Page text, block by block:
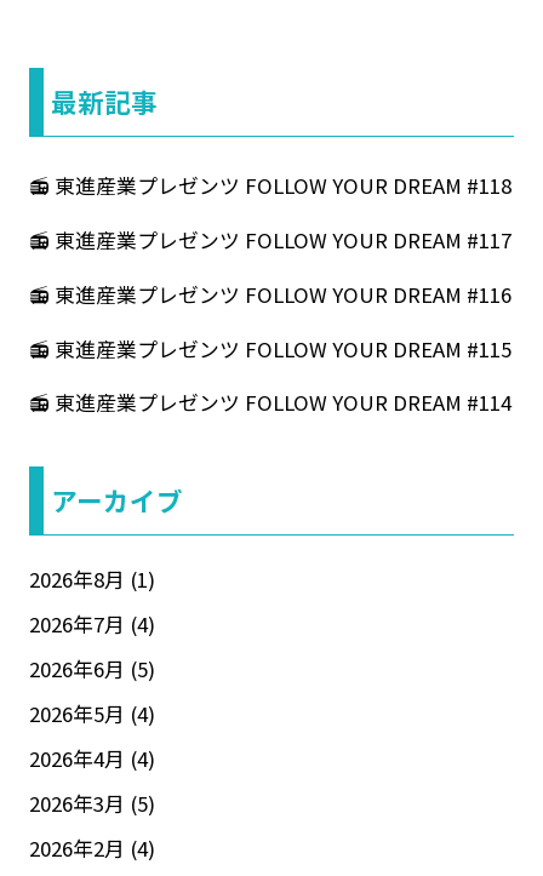
最新記事
📻 東進産業プレゼンツ FOLLOW YOUR DREAM #118
📻 東進産業プレゼンツ FOLLOW YOUR DREAM #117
📻 東進産業プレゼンツ FOLLOW YOUR DREAM #116
📻 東進産業プレゼンツ FOLLOW YOUR DREAM #115
📻 東進産業プレゼンツ FOLLOW YOUR DREAM #114
アーカイブ
2026年8月 (1)
2026年7月 (4)
2026年6月 (5)
2026年5月 (4)
2026年4月 (4)
2026年3月 (5)
2026年2月 (4)